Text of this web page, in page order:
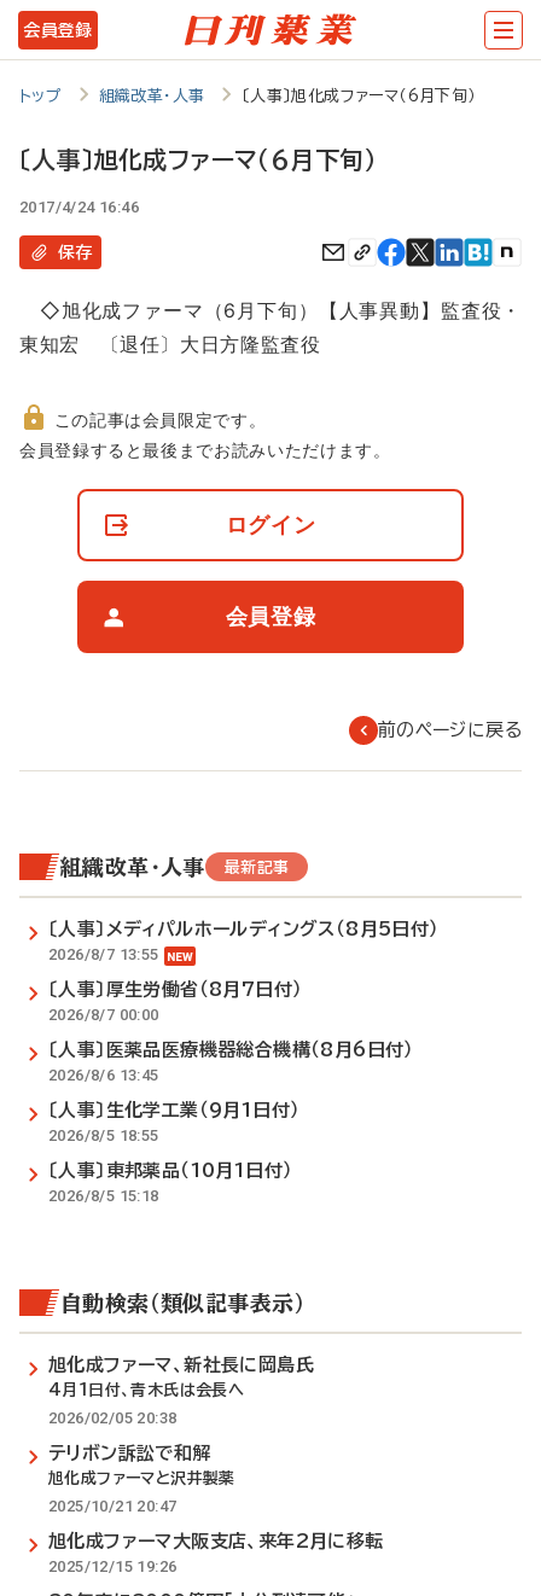
メ
イ
テ
会員登録
トップ 組織改革・人事 〔人事〕旭化成ファーマ（6月下旬）
〔人事〕旭化成ファーマ（6月下旬）
2017/4/24 16:46
保存
◇旭化成ファーマ（6月下旬）【人事異動】監査役・
東知宏 〔退任〕大日方隆監査役
非
この記事は会員限定です。
会員登録すると最後までお読みいただけます。
ログイン
会員登録
前のページに戻る
組織改革・人事 最新記事
〔人事〕メディパルホールディングス（8月5日付）
2026/8/7 13:55
〔人事〕厚生労働省（8月7日付）
2026/8/7 00:00
〔人事〕医薬品医療機器総合機構（8月6日付）
2026/8/6 13:45
〔人事〕生化学工業（9月1日付）
2026/8/5 18:55
〔人事〕東邦薬品（10月1日付）
2026/8/5 15:18
自動検索（類似記事表示）
旭化成ファーマ、新社長に岡島氏
4月1日付、青木氏は会長へ
2026/02/05 20:38
テリボン訴訟で和解
旭化成ファーマと沢井製薬
2025/10/21 20:47
旭化成ファーマ大阪支店、来年2月に移転
2025/12/15 19:26